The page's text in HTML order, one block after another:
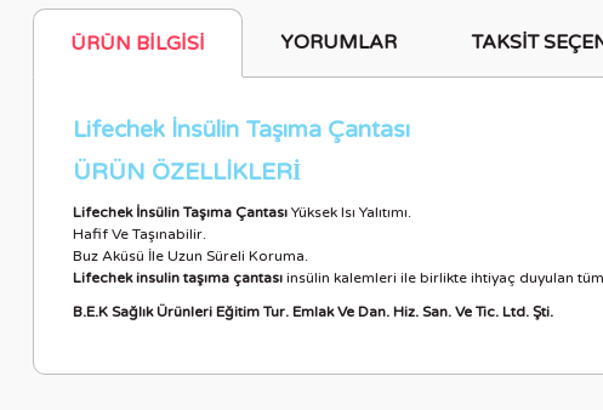
ÜRÜN BILGISI YORUMLAR TAKSIT
Lifechek İnsülin Taşıma Çantası
ÜRÜN ÖZELLİKLERİ
Lifechek İnsülin Taşıma Çantası Yüksek Isı Yalıtımı.
Hafif Ve Taşınabilir.
Buz Aküsü İle Uzun Süreli Koruma.
Lifechek insulin taşıma çantası insülin kalemleri ile birlikte ihtiyaç duyulan tüm
B.E.K Sağlık Ürünleri Eğitim Tur. Emlak Ve Dan. Hiz. San. Ve Tic. Ltd. Şti.